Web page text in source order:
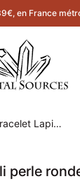
en France
Bracelet Lapis-lazuli perle ronde 8mm
perle